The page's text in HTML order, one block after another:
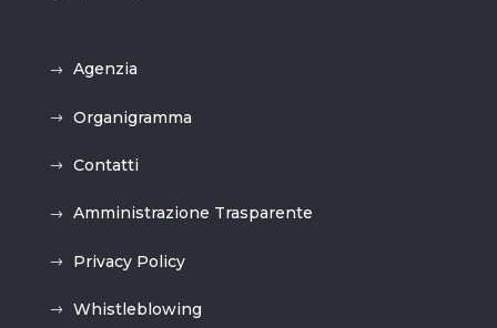
Agenzia
Organigramma
Contatti
Amministrazione Trasparente
Privacy Policy
Whistleblowing